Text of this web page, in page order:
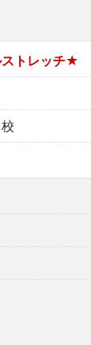
ストレッチ★